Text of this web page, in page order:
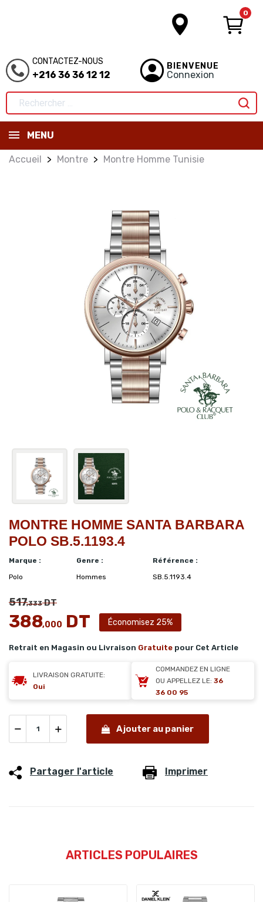
0
CONTACTEZ-NOUS
+216 36 36 12 12
BIENVENUE
Connexion
MENU
Accueil Montre Montre Homme Tunisie
MONTRE HOMME SANTA BARBARA
POLO SB.5.1193.4
Marque :
Polo
Genre :
Hommes
Référence :
SB.5.1193.4
517,333DT
388,000 DT Économisez 25%
Retrait en Magasin ou Livraison Gratuite pour Cet Article
LIVRAISON GRATUITE:
Oui
COMMANDEZ EN LIGNE
OU APPELLEZ LE: 36
36 00 95
Ajouter au panier
Partager l'article Imprimer
ARTICLES POPULAIRES